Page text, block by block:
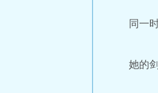
同一时
她的剑